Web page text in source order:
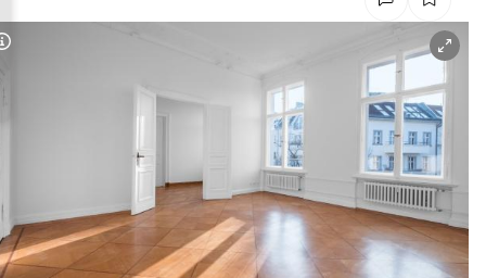
Untermenü
Untermenü
Copyright-Hinweis öffnen/schließen